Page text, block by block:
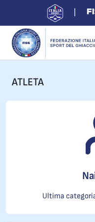
ATLETA
Ultima